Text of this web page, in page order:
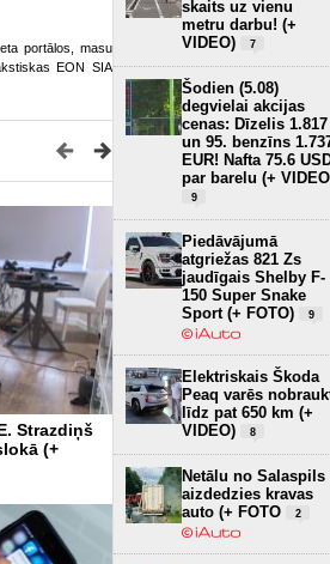
portālos, masu
EON SIA
Strazdiņš
(+
ES ierobežos jauniešu
sociālajiem medijiem (+
skaits uz vienu
metru darbu! (+
VIDEO)
7
Šodien (5.08)
degvielai akcijas
cenas: Dīzelis 1.817
un 95. benzīns
EUR! Nafta 75.6
par barelu (+
9
Piedāvājumā
atgriežas 821 Zs
jaudīgais Shelby F-
150 Super Snake
Sport (+ FOTO)
9
Elektriskais Škoda
Peaq varēs
līdz pat 650 km (+
VIDEO)
8
Netālu no Salaspils
aizdedzies kravas
auto (+ FOTO
2